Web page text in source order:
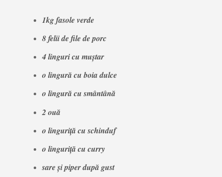
1kg fasole verde
8 felii de file de porc
4 linguri cu muștar
o lingură cu boia dulce
o lingură cu smântână
2 ouă
o linguriță cu schinduf
o linguriță cu curry
sare și piper după gust